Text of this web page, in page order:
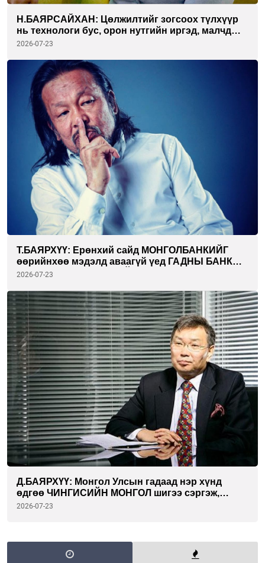
Н.БАЯРСАЙХАН: Цөлжилтийг зогсоох түлхүүр
нь технологи бус, орон нутгийн иргэд, малчдын
оролцоо
2026-07-23
Т.БАЯРХҮҮ: Ерөнхий сайд МОНГОЛБАНКИЙГ
өөрийнхөө мэдэлд аваагүй үед ГАДНЫ БАНК
ОРЖ ИРЭХ БОЛОМЖГҮЙ
2026-07-23
Д.БАЯРХҮҮ: Монгол Улсын гадаад нэр хүнд
өдгөө ЧИНГИСИЙН МОНГОЛ шигээ сэргэж,
Дэлхийн хаана ч гайхагдаж байна
2026-07-23